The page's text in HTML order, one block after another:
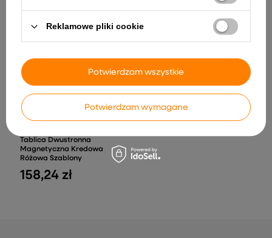
164,55 zł 400,52 zł
Tablica Dwustronna
Magnetyczna Kredowa
Różowa Szablony
158,24 zł
Reklamowe pliki cookie
Potwierdzam wymagane
Potwierdzam wszystkie